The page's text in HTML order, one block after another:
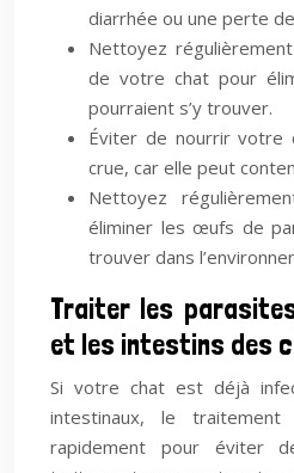
diarrhée ou une perte
Nettoyez
de votre chat pour
pourraient s’y trouver.
Éviter de nourrir votre
crue, car elle peut
Nettoyez
éliminer les œufs de
trouver dans
Traiter les
et les intestins des
Si votre chat est déjà
intestinaux, le
rapidement pour éviter